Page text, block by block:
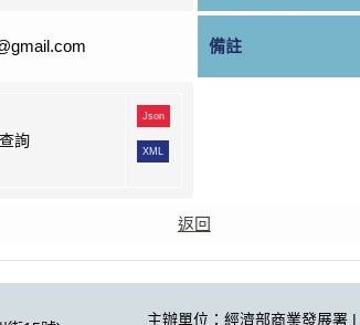
備註
詢
Json
XML
返回
主辦單位：經濟部商業發展署 |